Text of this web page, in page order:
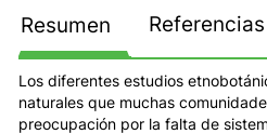
Resumen Referencias
Los diferentes estudios
naturales que muchas
preocupación por la falta de